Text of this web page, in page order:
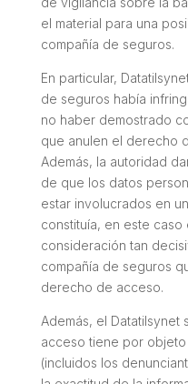
el material para una
compañía de seguros.
En particular,
de seguros había
no haber demostrado
que anulen el derecho
Además, la autoridad
de que los datos
estar involucrados en
constituía, en este
consideración tan
compañía de seguros
derecho de acceso.
Además, el
acceso tiene por
(incluidos los